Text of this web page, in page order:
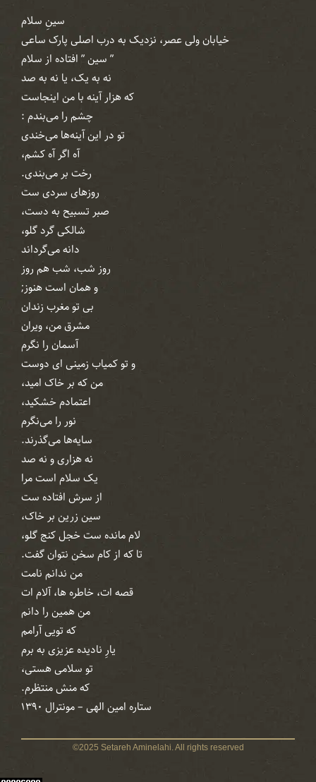
سینِ سلام
خیابان ولی‌ عصر، نزدیک به درب اصلی‌ پارک ساعی
” سین ” افتاده از سلام
نه به ‌یک، یا نه به صد
که هزار آینه با من اینجاست
چشم را می‌‌بندم :
تو در این آینه‌ها می‌‌خندی
آه‌ اگر آه‌ کشم،
رخت بر می‌‌بندی.
روز‌های سردی ‌ست
صبر تسبیح به دست،
شالکی گرد گلو،
دانه می‌‌گرداند
روز شب، شب هم روز
و همان است هنوز;
بی‌ تو مغرب زندان
مشرق من، ویران
آسمان را نگرم
و تو کمیاب زمینی‌ ای دوست
من که بر خاک امید،
اعتمادم خشکید،
نور را می‌‌نگرم
سایه‌ها می‌‌گذرند.
نه هزاری و نه صد
یک سلام است مرا
از سرش افتاده ‌ست
سین زرین بر خاک،
لام مانده ‌ست خجل کنج گلو،
تا که از کام سخن نتوان گفت.
من ندانم نامت
قصه ات، خاطره ها، آلام ات
من همین را دانم
که تویی آرامم
یارِ نادیده عزیزی به برم
تو سلامی‌ هستی‌،
که منش منتظرم.
ستاره امین الهی – مونترال ۱۳۹۰
©2025 Setareh Aminelahi. All rights reserved